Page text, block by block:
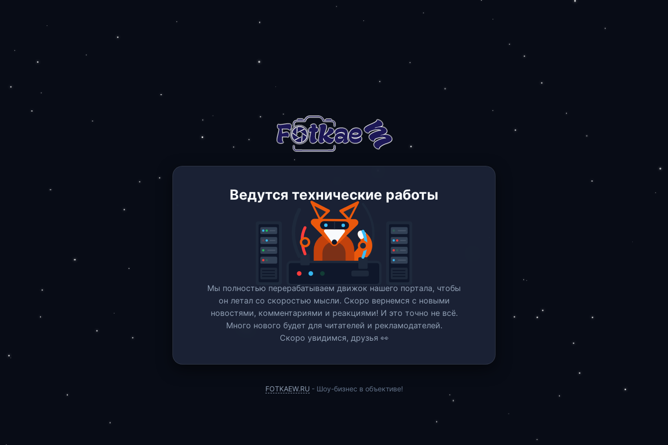
Ведутся технические работы
Мы полностью перерабатываем движок нашего портала, чтобы
он летал со скоростью мысли. Скоро вернемся c новыми
новостями, комментариями и реакциями! И это точно не всё.
Много нового будет для читателей и рекламодателей.
Скоро увидимся, друзья 👀
FOTKAEW.RU - Шоу-бизнес в объективе!